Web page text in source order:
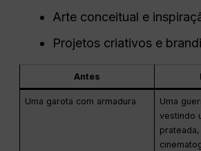
Arte conceitual e
Projetos criativos e
Antes
Uma garota com armadura
Uma
vestindo